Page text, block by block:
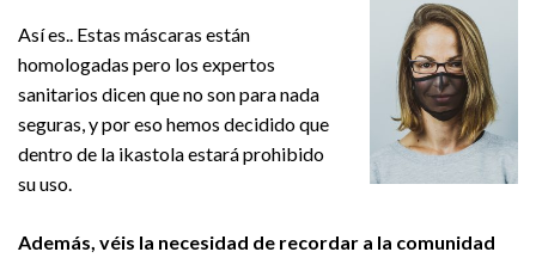
Así es.. Estas máscaras están
homologadas pero los expertos
sanitarios dicen que no son para nada
seguras, y por eso hemos decidido que
dentro de la ikastola estará prohibido
su uso.
Además, véis la necesidad de recordar a la comunidad